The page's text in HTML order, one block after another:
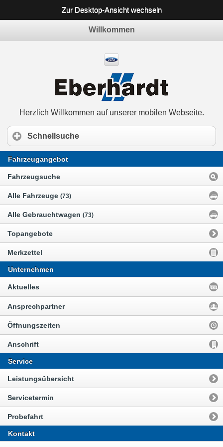
Zur Desktop-Ansicht wechseln
Willkommen
Herzlich Willkommen auf unserer mobilen Webseite.
Schnellsuche
Fahrzeugangebot
Fahrzeugsuche
Alle Fahrzeuge (73)
Alle Gebrauchtwagen (73)
Topangebote
Merkzettel
Unternehmen
Aktuelles
Ansprechpartner
Öffnungszeiten
Anschrift
Service
Leistungsübersicht
Servicetermin
Probefahrt
Kontakt